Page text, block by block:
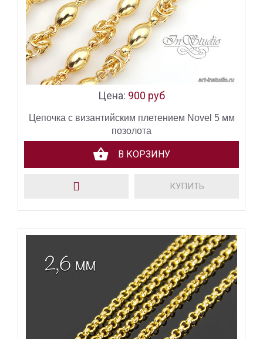
Цена: 900 руб
Цепочка с византийским плетением Novel 5 мм
позолота
В КОРЗИНУ
КУПИТЬ